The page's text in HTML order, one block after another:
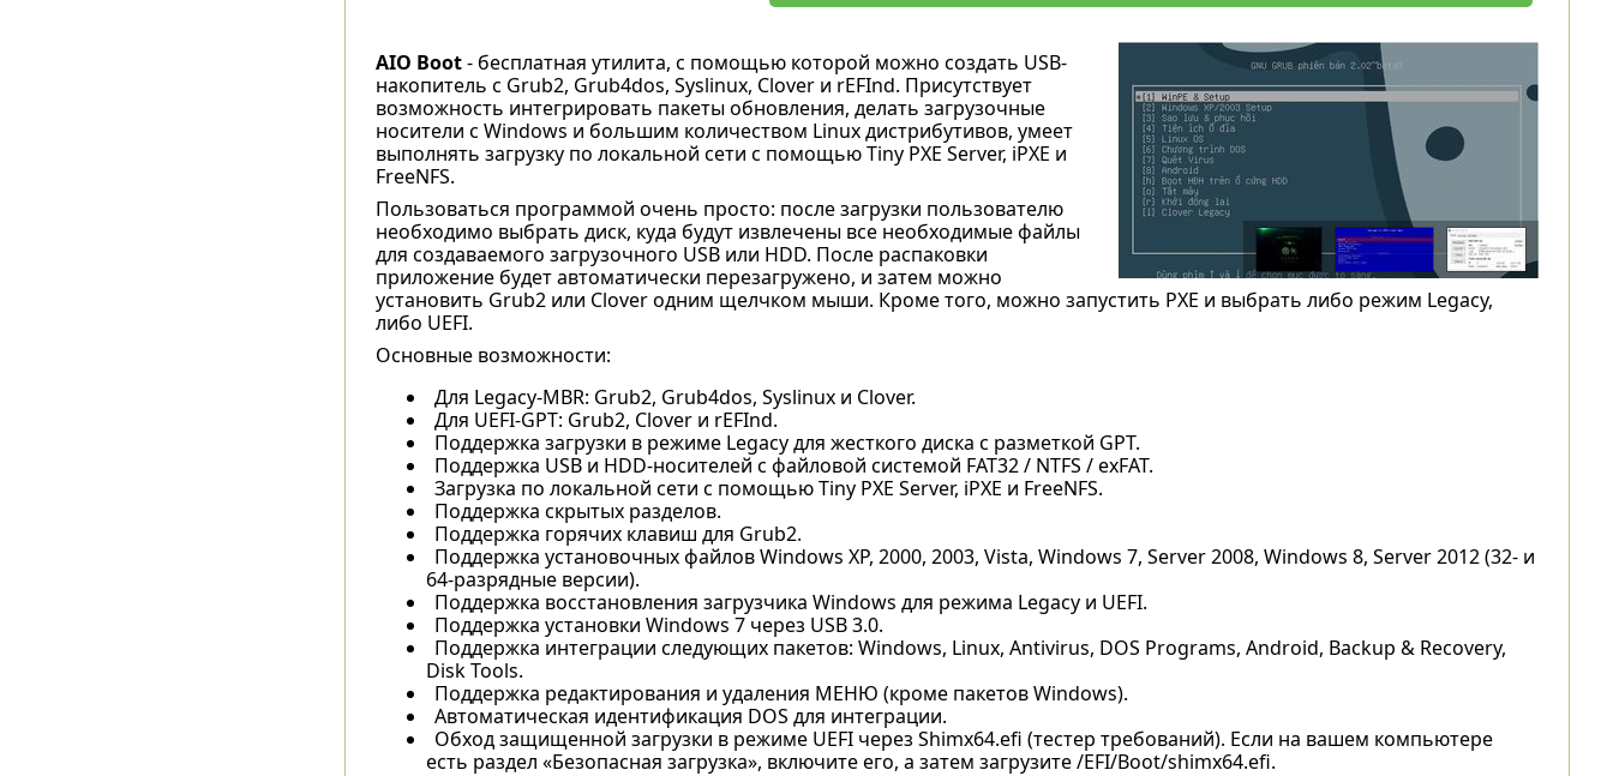
AIO Boot- бесплатная утилита, с помощью которой можно создать USB-
накопитель с Grub2, Grub4dos, Syslinux, Clover и rEFInd. Присутствует
возможность интегрировать пакеты обновления, делать загрузочные
носители с Windows и большим количеством Linux дистрибутивов, умеет
выполнять загрузку по локальной сети с помощью Tiny PXE Server, iPXE и
FreeNFS.
Пользоваться программой очень просто: после загрузки пользователю
необходимо выбрать диск, куда будут извлечены все необходимые файлы
для создаваемого загрузочного USB или HDD. После распаковки
приложение будет автоматически перезагружено, и затем можно
установить Grub2 или Clover одним щелчком мыши. Кроме того, можно запустить PXE и выбрать либо режим Legacy,
либо UEFI.
Основные возможности:
Для Legacy-MBR: Grub2, Grub4dos, Syslinux и Clover.
Для UEFI-GPT: Grub2, Clover и rEFInd.
Поддержка загрузки в режиме Legacy для жесткого диска с разметкой GPT.
Поддержка USB и HDD-носителей с файловой системой FAT32 / NTFS / exFAT.
Загрузка по локальной сети с помощью Tiny PXE Server, iPXE и FreeNFS.
Поддержка скрытых разделов.
Поддержка горячих клавиш для Grub2.
Поддержка установочных файлов Windows XP, 2000, 2003, Vista, Windows 7, Server 2008, Windows 8, Server 2012 (32- и
64-разрядные версии).
Поддержка восстановления загрузчика Windows для режима Legacy и UEFI.
Поддержка установки Windows 7 через USB 3.0.
Поддержка интеграции следующих пакетов: Windows, Linux, Antivirus, DOS Programs, Android, Backup & Recovery,
Disk Tools.
Поддержка редактирования и удаления МЕНЮ (кроме пакетов Windows).
Автоматическая идентификация DOS для интеграции.
Обход защищенной загрузки в режиме UEFI через Shimx64.efi (тестер требований). Если на вашем компьютере
есть раздел «Безопасная загрузка», включите его, а затем загрузите /EFI/Boot/shimx64.efi.